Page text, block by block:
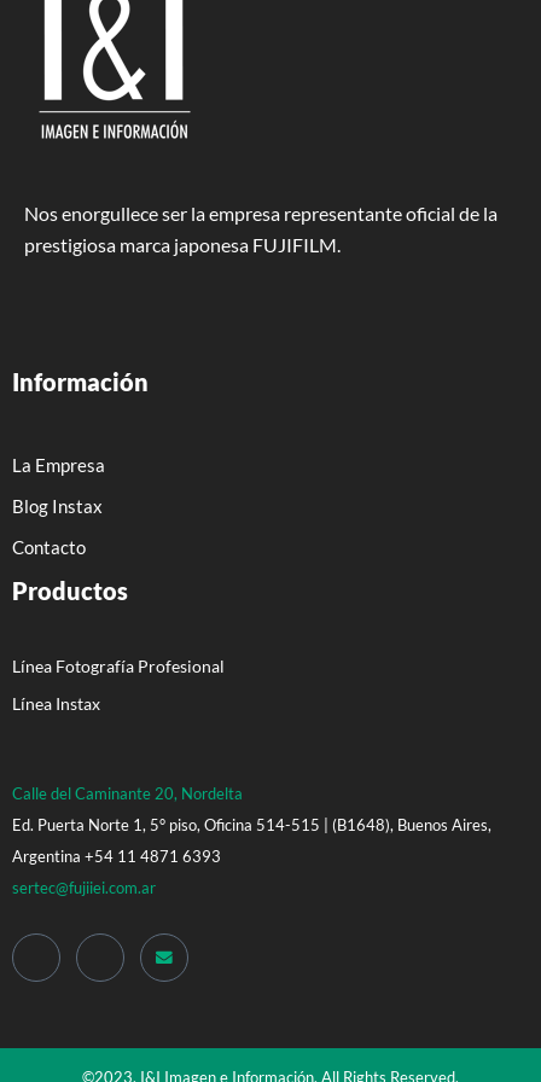
Nos enorgullece ser la empresa representante oficial de la
prestigiosa marca japonesa FUJIFILM.
Información
La Empresa
Blog Instax
Contacto
Productos
Línea Fotografía Profesional
Línea Instax
Calle del Caminante 20, Nordelta
Ed. Puerta Norte 1, 5° piso, Oficina 514-515 | (B1648), Buenos Aires,
Argentina +54 11 4871 6393
sertec@fujiiei.com.ar
©2023. I&I Imagen e Información. All Rights Reserved.